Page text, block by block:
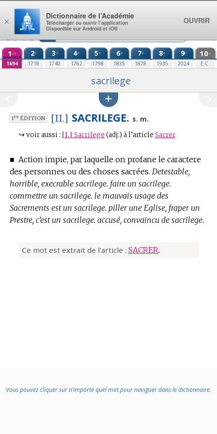
Aller au contenu
1 re
1694
2e
1718
3e
1740
4e
1762
5e
1798
6e
1835
7e
1878
8e
1935
9e
2024
10e
E.C.
sacrilege
1reÉDITION [II.] SACRILEGE. s. m.
↪ voir aussi : [I.] Sacrilege (adj.) à l’article Sacrer
■ Action impie, par laquelle on profane le caractere
des personnes ou des choses sacrées. Detestable,
horrible, execrable sacrilege. faire un sacrilege.
commettre un sacrilege. le mauvais usage des
Sacrements est un sacrilege. piller une Eglise, fraper un
Prestre, c’est un sacrilege. accusé, convaincu de sacrilege.
Ce mot est extrait de l'article : SACRER.
Vous pouvez cliquer sur n’importe quel mot pour naviguer dans le dictionnaire.
×
Dictionnaire de l’Académie
Télécharger ou ouvrir l’application
Disponible sur Android et iOS
OUVRIR